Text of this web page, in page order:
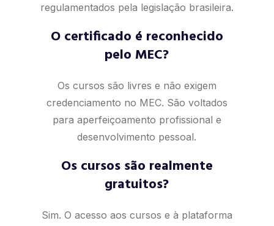
regulamentados pela legislação brasileira.
O certificado é reconhecido
pelo MEC?
Os cursos são livres e não exigem
credenciamento no MEC. São voltados
para aperfeiçoamento profissional e
desenvolvimento pessoal.
Os cursos são realmente
gratuitos?
Sim. O acesso aos cursos e à plataforma